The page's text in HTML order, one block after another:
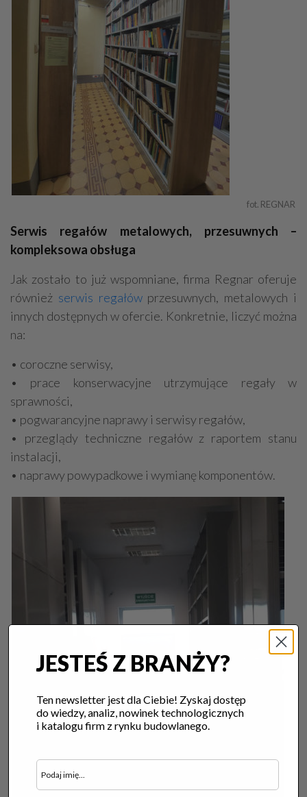
fot. REGNAR
Serwis regałów metalowych, przesuwnych –
kompleksowa obsługa
Jak zostało to już wspomniane, firma Regnar oferuje
również serwis regałówprzesuwnych, metalowych i
innych dostępnych w ofercie. Konkretnie, liczyć można
na:
• coroczne serwisy,
• prace konserwacyjne utrzymujące regały w
sprawności,
• pogwarancyjne naprawy i serwisy regałów,
• przeglądy techniczne regałów z raportem stanu
instalacji,
• naprawy powypadkowe i wymianę komponentów.
JESTEŚ Z BRANŻY?
Ten newsletter jest dla Ciebie! Zyskaj dostęp
do wiedzy, analiz, nowinek technologicznych
i katalogu firm z rynku budowlanego.